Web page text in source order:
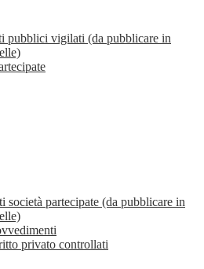
pubblici vigilati (da pubblicare in
società partecipate (da pubblicare in
privato controllati